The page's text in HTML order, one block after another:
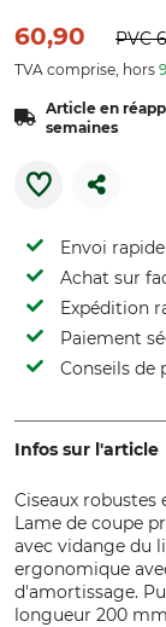
60,90 PVC
TVA comprise, hors
Article en
semaines
Envoi rapide
Achat sur
Expédition
Paiement
Conseils de
Infos sur l'article
Ciseaux robustes
Lame de coupe
avec vidange du
ergonomique
d'amortissage.
longueur 200